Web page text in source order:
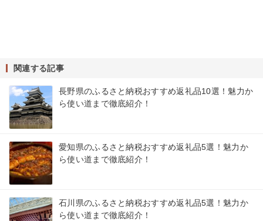
関連する記事
長野県のふるさと納税おすすめ返礼品10選！魅力か
ら使い道まで徹底紹介！
愛知県のふるさと納税おすすめ返礼品5選！魅力か
ら使い道まで徹底紹介！
石川県のふるさと納税おすすめ返礼品5選！魅力か
ら使い道まで徹底紹介！